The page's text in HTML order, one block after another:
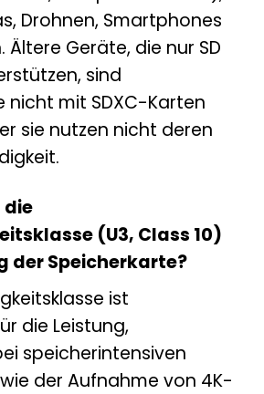
Drohnen, Smartphones
Ältere Geräte, die nur SD
sind
nicht mit SDXC-Karten
sie nutzen nicht deren
die
(U3, Class 10)
der Speicherkarte?
ist
die Leistung,
speicherintensiven
der Aufnahme von 4K-